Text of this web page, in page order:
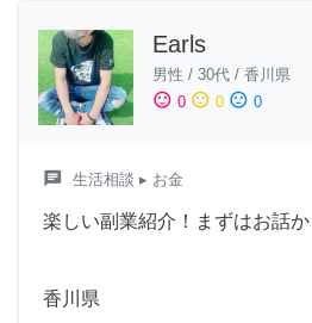
Earls
男性 / 30代 / 香川県
sentiment_satisfied 0 sentiment_neutral 0 sentiment_dissatisfied 0
chat 生活相談 ▸ お金
楽しい副業紹介！まずはお話か
香川県